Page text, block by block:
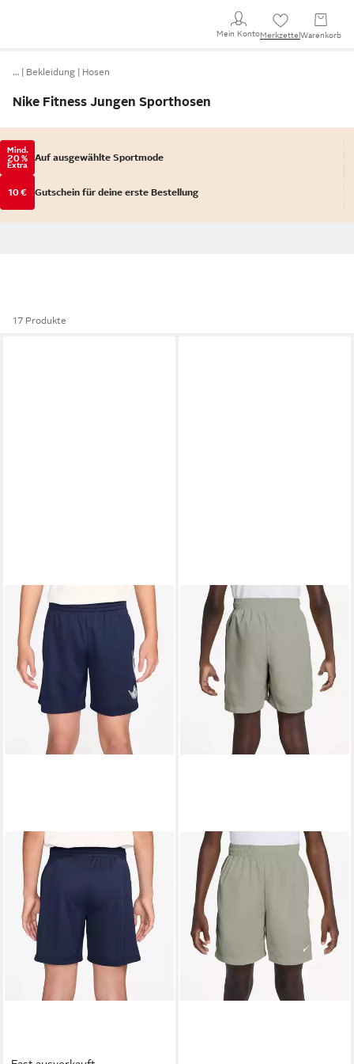
Mein KontoMerkzettel Warenkorb
… Bekleidung Hosen
Nike Fitness Jungen Sporthosen
Mind.
20 %
Extra
Auf ausgewählte Sportmode
10 € Gutschein für deine erste Bestellung
17 Produkte